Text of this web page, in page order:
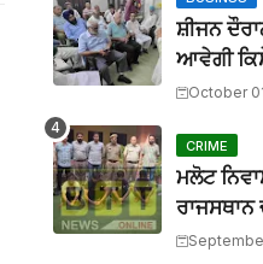
ਆਪ ਸਰਕਾਰ ਨੇ ਚਾਰ
BTTNEWS-Mar 27
ਮਾਨਯੋਗ ਜਸਟਿਸ
ਬੀਟ ਕਾਰ ਨਾਲ
BTTNEWS- Aug 02
ਸ਼ੀਜਨ
ਆਵੇਗੀ
ਜਿਲ੍ਹਾ
October
CRIME
ਮਲੋਟ
ਰਾਜਸਥਾਨ
ਦਰਜਨ